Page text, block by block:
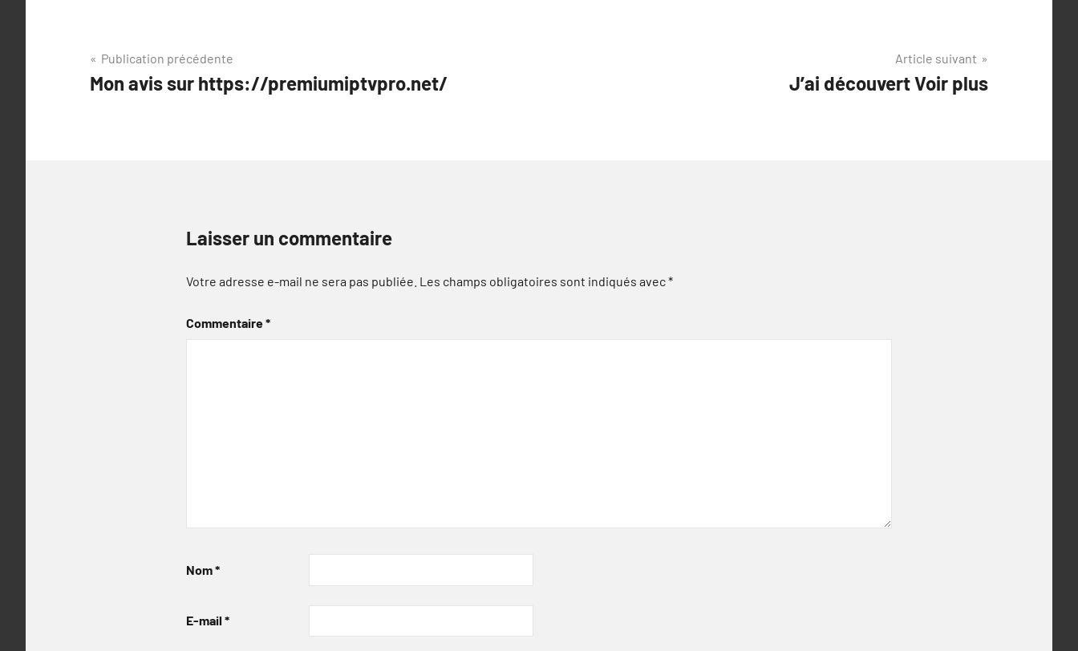
Navigation
de
Publication précédente
Mon avis sur https://premiumiptvpro.net/
Article suivant
J’ai découvert Voir plus
Laisser un commentaire
Votre adresse e-mail ne sera pas publiée. Les champs obligatoires sont indiqués avec*
Commentaire*
Nom*
E-mail *